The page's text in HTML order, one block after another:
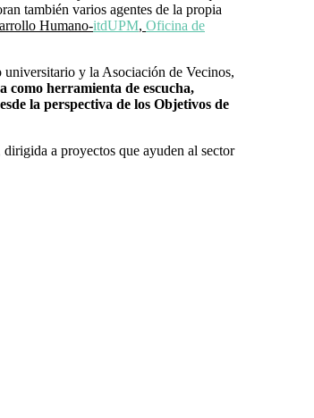
también varios agentes de la propia
Humano-itdUPM, Oficina de
universitario y la Asociación de Vecinos,
como herramienta de escucha,
la perspectiva de los Objetivos de
a proyectos que ayuden al sector